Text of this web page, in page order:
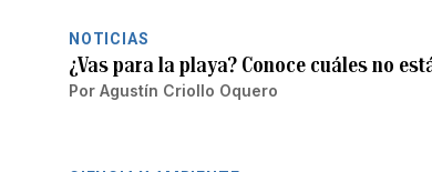
NOTICIAS
¿Vas para la playa? Conoce cuáles no
Por Agustín Criollo Oquero